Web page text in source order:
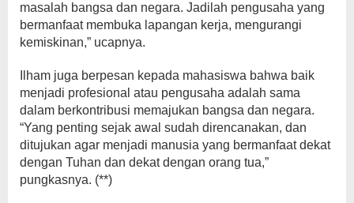
masalah bangsa dan negara. Jadilah pengusaha yang
bermanfaat membuka lapangan kerja, mengurangi
kemiskinan,” ucapnya.
Ilham juga berpesan kepada mahasiswa bahwa baik
menjadi profesional atau pengusaha adalah sama
dalam berkontribusi memajukan bangsa dan negara.
“Yang penting sejak awal sudah direncanakan, dan
ditujukan agar menjadi manusia yang bermanfaat dekat
dengan Tuhan dan dekat dengan orang tua,”
pungkasnya. (**)